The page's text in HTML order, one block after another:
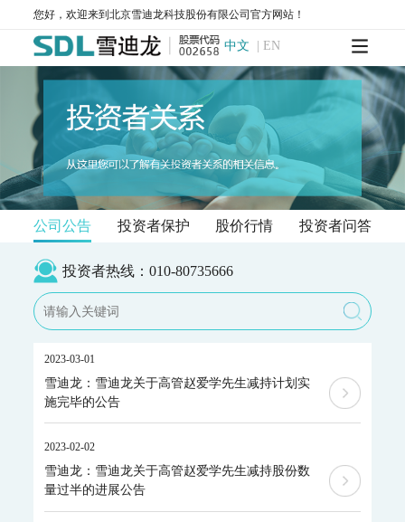
您好，欢迎来到北京雪迪龙科技股份有限公司官方网站！
中文 | EN
MODEL 2000-五参数水质在线自动监测仪
MODEL 9001-叶绿素a水质在线自动监测仪
MODEL 9002-藻密度水质在线自动监测仪
污染源水质监测系统
WWMS-900AI-数智化污染源水质在线监测系统
WWMS-900-污染源水质在线监测系统
MODEL 9810-化学需氧量（CODcr）水质在线自动监测仪
MODEL 9820-氨氮水质在线自动监测仪
MODEL 9840-总磷水质在线自动监测仪
MODEL 9850-总氮水质在线自动监测仪
MODEL 2000-pH-水质在线自动监测仪
水质特征因子在线分析仪
MODEL 9880-水质生物综合毒性在线监测仪
WQMS-900HM-水中多参数重金属（XRF）在线监测系统
智慧监测监管平台
大气污染防治决策支持平台
水污染防治决策支持平台
城市环境应急指挥管理平台
碳监测碳计量
碳排放监测系统
公司公告 投资者保护 股价行情 投资者问答
投资者热线：010-80735666
2023-03-01
雪迪龙：雪迪龙关于高管赵爱学先生减持计划实
施完毕的公告
2023-02-02
雪迪龙：雪迪龙关于高管赵爱学先生减持股份数
量过半的进展公告